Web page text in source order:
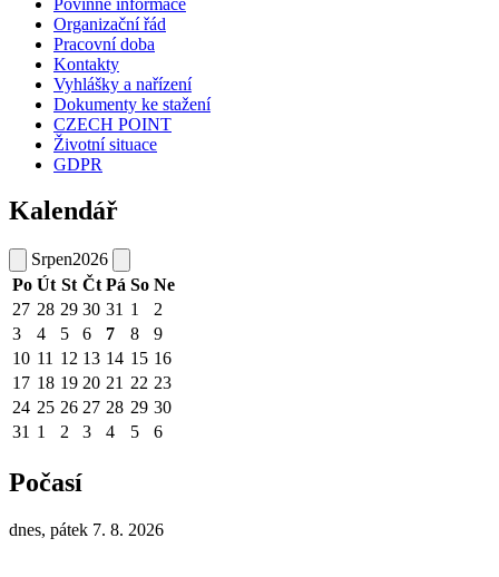
Organizační řád
Pracovní doba
Kontakty
Vyhlášky a nařízení
Dokumenty ke stažení
CZECH POINT
Životní situace
GDPR
Kalendář
Srpen2026
Po Út St Čt Pá So Ne
27 28 29 30 31 1
2
3
4 5 6 7 8
9
10 11 12 13 14 15 16
17 18 19 20 21 22 23
24 25 26 27 28 29 30
31 1 2 3 4 5 6
Počasí
dnes, pátek 7. 8. 2026